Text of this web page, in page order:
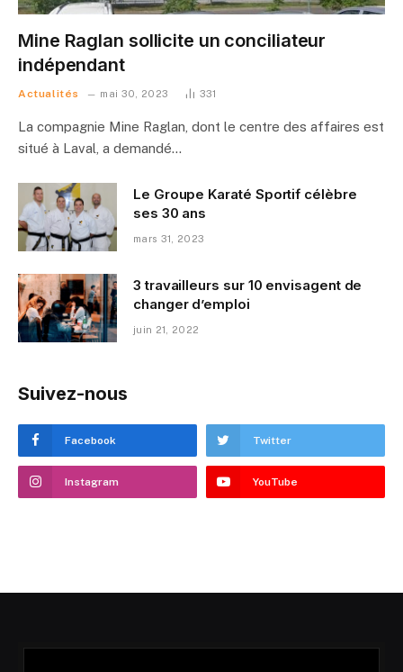
Mine Raglan sollicite un conciliateur
indépendant
Actualités mai 30, 2023 331
La compagnie Mine Raglan, dont le centre des affaires est
situé à Laval, a demandé…
Le Groupe Karaté Sportif célèbre
ses 30 ans
mars 31, 2023
3 travailleurs sur 10 envisagent de
changer d’emploi
juin 21, 2022
Suivez-nous
Facebook Twitter
Instagram YouTube